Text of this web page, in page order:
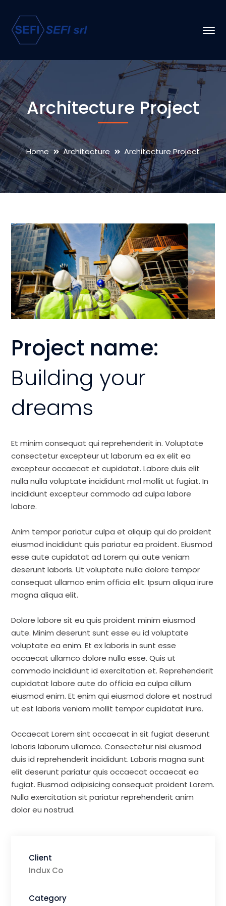
Architecture Project
Home Architecture Architecture Project
Project name:
Building your
dreams
Et minim consequat qui reprehenderit in. Voluptate
consectetur excepteur ut laborum ea ex elit ea
excepteur occaecat et cupidatat. Labore duis elit
nulla nulla voluptate incididunt mol mollit ut fugiat. In
incididunt excepteur commodo ad culpa labore
labore.
Anim tempor pariatur culpa et aliquip qui do proident
eiusmod incididunt quis pariatur ea proident. Eiusmod
esse aute cupidatat ad Lorem qui aute veniam
deserunt laboris. Ut voluptate nulla dolore tempor
consequat ullamco enim officia elit. Ipsum aliqua irure
magna aliqua elit.
Dolore labore sit eu quis proident minim eiusmod
aute. Minim deserunt sunt esse eu id voluptate
voluptate ea enim. Et ex laboris in sunt esse
occaecat ullamco dolore nulla esse. Quis ut
commodo incididunt id exercitation et. Reprehenderit
cupidatat labore aute do officia ea culpa cillum
eiusmod enim. Et enim qui eiusmod dolore et nostrud
ut est laboris veniam mollit tempor cupidatat irure.
Occaecat Lorem sint occaecat in sit fugiat deserunt
laboris laborum ullamco. Consectetur nisi eiusmod
duis id reprehenderit incididunt. Laboris magna sunt
elit deserunt pariatur quis occaecat occaecat ea
fugiat. Eiusmod adipisicing consequat proident Lorem.
Nulla exercitation sit pariatur reprehenderit anim
dolor eu nostrud.
Client
Indux Co
Category